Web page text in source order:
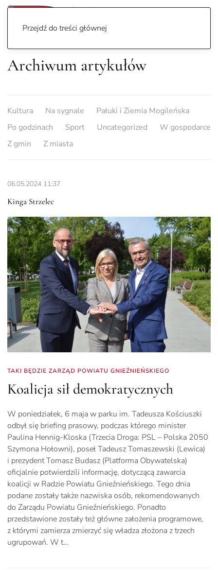
Przejdź do treści głównej
Archiwum artykułów
Kultura Na sygnale
Pałuki i Ziemia Mogileńska
Po godzinach
Sport Uncategorized
W gospodarce
Z gmin
Z miasta
06.05.2024 11:37
Kinga Strzelec
TAKI BĘDZIE ZARZĄD POWIATU GNIEŹNIEŃSKIEGO
Koalicja sił demokratycznych
W poniedziałek, 6 maja w parku im. Tadeusza Kościuszki
odbył się briefing prasowy, podczas którego minister
Paulina Hennig-Kloska (Trzecia Droga: PSL – Polska 2050
Szymona Hołowni), poseł Tadeusz Tomaszewski (Lewica)
i prezydent Tomasz Budasz (Platforma Obywatelska)
oficjalnie potwierdzili informację, dotyczącą zawarcia
koalicji w Radzie Powiatu Gnieźnieńskiego. Tego dnia
podane zostały także nazwiska osób, rekomendowanych
do Zarządu Powiatu Gnieźnieńskiego. Ponadto
przedstawione zostały też główne założenia programowe,
z którymi zamierza zmierzyć się władza złożona z trzech
ugrupowań. W t…